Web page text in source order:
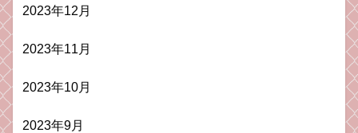
2023年12月
2023年11月
2023年10月
2023年9月